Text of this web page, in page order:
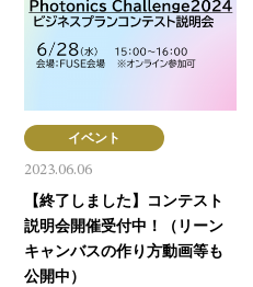
イベント
2023.06.06
【終了しました】コンテスト
説明会開催受付中！（リーン
キャンバスの作り方動画等も
公開中）